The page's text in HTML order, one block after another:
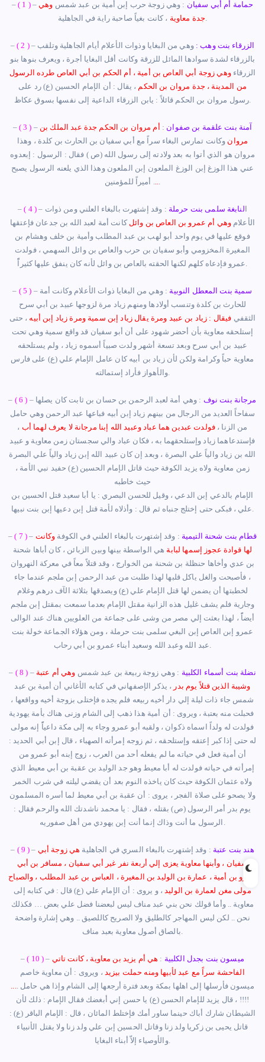
– ( 1 ) – حمامة أم أبي سفيان : وهي زوجة حرب إبن أمية بن عبد شمس وهي
جدة معاوية
– ( 2 ) – الزرقاء بنت وهب : وهي من البغايا وذوات الأعلام أيام الجاهلية وتلقب
بالزرقاء لشدة سوادها المائل للزرقة وكانت أقل البغايا أجرة ، ويعرف بنوها بنو
الزرقاءوهي زوجة أبي العاص بن أمية ، أم الحكم بن أبي العاص طرده الرسول
من المدينة ، جدة مروان بن الحكم ، يقال : أن الإمام الحسين (ع) رد على
رسول مروان بن الحكم قائلاً :
– ( 3 ) – آمنة بنت علقمة بن صفوان : أم مروان بن الحكم جدة عبد الملك بن
مروان وكانت تمارس البغاء سراً مع أ بي سفيان بن الحارث بن كلدة ، وهذا
مروان هو الذي أ توا به بعد ولادته إلى رسول الله (ص ) فقال : الرسول : إبعدوه
عني هذا الوزغ إبن الوزغ الملعون إبن الملعون وهذا الذي يلعنه الرسول يصبح
أميراً
–( 4 ) – النابغة سلمى بنت حرملة : وقد إ شتهرت بالبغاء العلني ومن ذوات
الأعلام وهي أم عمرو بن العاص بن وائلكانت أمة لعبد الله بن جدعان فإعتقها
فوقع عليها في يوم واحد أبو لهب بن عبد المطلب و أمية بن خلف وهشام بن
المغيرة المخزومي و أبو سفيان بن حرب والعاص بن وائل السهمي ، فولدت
عمرو فإدعاه كلهم لكنها الحقته بالعاص بن وائل لأنه
– ( 5 ) – سمية بنت المعطل النوبية : وهي من البغايا ذوات الأعلام وكانت أمة
للحارث بن كلدة وتنسب أولادها ومنهم زياد مرة لزوجها عبيد بن أبي سرح
الثقفي فيقال : زياد بن عبيد ومرة يقال زياد إبن سمية ومرة زياد إبن أبيه ، حتى
إستلحقه معاوية بأن أحضر شهود على أن أبو سفيان قد واقع سمية وهي تحت
عبيد بن أبي سرح وبعد تسعة أشهر ولدت صبياً أسموه زياد ، ولم يستلحقه
معاوية حباً وكرامة ولكن لأن زياد بن أبيه كان عامل الإمام علي (ع) على فارس
والأهواز فأراد إ
– ( 6 ) – مرجانة بنت نوف : وهي أمة لعبد الرحمن بن حسان بن ثابت كان يصلها
سفاحاً العديد من الرجال من بينهم زياد إبن أبيه فباعها عبد الرحمن وهي حامل
من الزنا ،فولدت عبدين هما عباد وعبيد الله إبنا مرجانة لا يعرف لهما أب ،
فإستدعاهما زياد وإستلحقهما به ، فكان عباد والي سجستان زمن معاوية و عبيد
الله بن زياد والياً علي البصرة ، وبعد إن كان عبيد الله إبن زياد والياً علي البصرة
زمن معاوية ولاه يزيد الكوفة حيث قاتل الإمام الحسين (ع) حفيد نبي الأمة ،
حيث خاطبه
الإمام بالدعي إبن الدعي ،وقيل للحسن البصري : يا أبا سعيد قتل الحسين بن
علي ، فبكى حتى إختلج جنباه ثم قال : وأذلاه لأمة قتل إبن دعيها إبن بنت نبيها
–( 7 ) – قطام بنت شحنة التيمية : وقد إشتهرت بالبغاء العلني في الكوفة وكانت
لها قوادة عجوز إسمها لبابة هي الواسطة بينها وبين الزبائن ، كان أباها شحنة
بن عدي و أخاها حنظلة بن شحنة من الخوارج ، وقد قتلاً معاً في معركة النهروان
، فأصبحت والغل ياكل قلبها لهذا طلبت من عبد الرحمن إبن ملجم عندما جاء
لخطبتها أن يضمن لها قتل الإمام علي (ع) ويصدقها بثلاثة الآف درهم وغلام
وجارية فلم يشف غليل هذه الزانية مقتل الإمام بعدما سمعت بمقتل إبن ملجم
أيضاًً ، لهذا بعثت إلي مصر من وشى على جماعة من العلويين هناك عند الوالى
عمرو إبن العاص إبن البغي سلمى بنت حرملة ، ومن هؤلاء الجماعة خولة بنت
عبد الله وعبد الله وسعيد أ بناء عمرو بن أ
– ( 8 ) – نضلة بنت أسماء الكلبية : وهي زوجة ربيعة بن عبد شمس وهي أم عتبة
وشيبة الذين قتلاً يوم بدر ، يذكر الإصفهاني في كتابه الأغاني أن أمية بن عبد
شمس جاء ذات ليلة إلي دار أخيه ربيعه فلم يجده فإختلى بزوجة أخيه وواقعها ،
فحبلت منه بعتبة ، ويروى : أن أمية هذا ذهب إلى الشام وزنى هناك بأ مة يهودية
فولدت له ولداً اسماه ذكوان ، ولقبه أبو عمرو وجاء به إلى مكة داعياًً إنه مولى
له حتى إذا كبر إعتقه وإستلحقه ، ثم زوجه إمرأته الصهباء ، قال إبن أبي الحديد :
أن أمية فعل في حياته ما لم يفعله أ حد من العرب ، زوج إبنه أبو عمرو من
إمرأته في حياته فولدت له أبا معيط وهو جد الوليد بن عقبة بن أ بي معيط الذي
ولاه عثمان الكوفة حيث كان ياخذه النوم بعد أن يقضي ليلته في شرب الخمر
ولا يصحو على صلاة الفجر ، يروى : أن عقبة بن أبي معيط لما أسره المسلمون
يوم بدر
أمر الرسول (ص) بقتله ، فقال : يا محمد ناشدتك الله والرحم فقال :
الرسول ما أنت وذاك إنما أنت إبن يهودي من أهل
– ( 9 ) – هند بنت عتبة : وقد إشتهرت بالبغاء السري في الجاهلية هي زوجة أبي
سفيان ، وأبنها معاوية يعزى إلي أربعة نفر غير أبي سفيان ، مسافر بن أبي
عمرو بن أمية ، عمارة بن الوليد بن المغيرة ، العباس بن عبد المطلب ، والصباح
مولى مغن لعمارة بن الوليد ، و يروى : أن الإمام علي (ع) قال : في كتابه إلى
معاوية .. وأما قولك نحن بني عبد مناف ليس لبعضنا فضل علي بعض … فكذلك
نحن .. لكن ليس المهاجر كالطليق ولا الصريح كاللصيق .. وهي إشارة واضحة
بالصاق أصول
–( 10 ) – ميسون بنت بجدل الكلبية : هي أم يزيد بن معاوية ، كانت تاتي
الفاحشة سراً مع عبد لأبيها ومنه حملت بيزيد ، ويروى : أن معاوية خاصم
ميسون فأرسلها إلى اهلها بمكة وبعد فترة أرجعها إلى الشام وإذا هي حامل .
!!!! ، قال يزيد للإمام الحسن (ع) يا حسن إني أبغضك فقال الإمام : ذلك لأن
الشيطان شارك أباك حينما ساور أمك فإختلط المائان ، قال : الإمام الباقر (ع) :
قاتل يحيى بن زكريا ولد زنا وقاتل الحسين إبن علي ولد زنا ولا يقتل الأنبياء
والأوصياء إلاّ أ بناء البغايا.